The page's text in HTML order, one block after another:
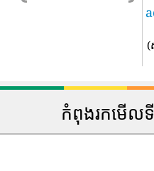
(
កំពុងរកមើល